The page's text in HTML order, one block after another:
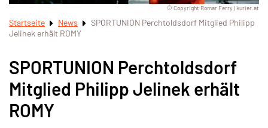
© Copyright Romar Ferry | kurier.at
Startseite News
SPORTUNION Perchtoldsdorf Mitglied Philipp
Jelinek erhält ROMY
SPORTUNION Perchtoldsdorf
Mitglied Philipp Jelinek erhält
ROMY